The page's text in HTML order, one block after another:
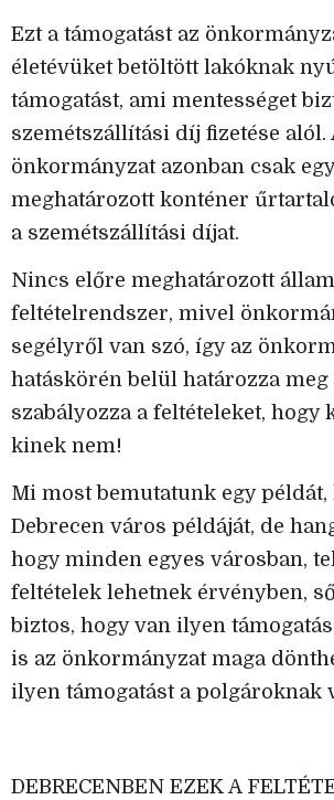
Ezt a támogatást az
életévüket betöltött lakóknak
támogatást, ami mentességet
szemétszállítási díj fizetése alól.
önkormányzat azonban csak egy
meghatározott konténer
a szemétszállítási díjat.
Nincs előre meghatározott
feltételrendszer, mivel
segélyről van szó, így az
hatáskörén belül határozza
szabályozza a feltételeket, hogy
kinek nem!
Mi most bemutatunk egy
Debrecen város példáját, de
hogy minden egyes városban,
feltételek lehetnek érvényben,
biztos, hogy van ilyen
is az önkormányzat maga
ilyen támogatást a polgároknak
DEBRECENBEN EZEK A